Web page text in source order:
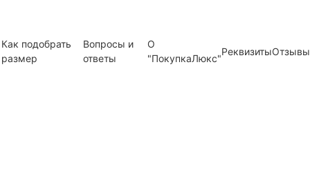
Как подобрать
размер
Вопросы и
ответы
О
"ПокупкаЛюкс"
РеквизитыОтзывы